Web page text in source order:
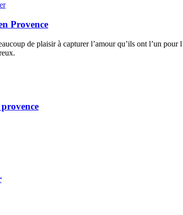
Provence
de plaisir à capturer l’amour qu’ils ont l’un